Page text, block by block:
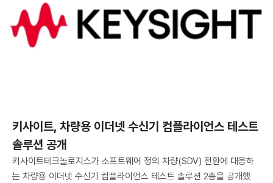
키사이트, 차량용 이더넷 수신기 컴플라이언스 테스트
솔루션 공개
키사이트테크놀로지스가 소프트웨어 정의 차량(SDV) 전환에 대응하
는 차량용 이더넷 수신기 컴플라이언스 테스트 솔루션 2종을 공개했